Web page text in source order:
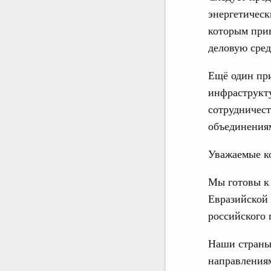
которым
деловую
Ещё один
Уважаемые
Мы готовы к
российского
Наши страны